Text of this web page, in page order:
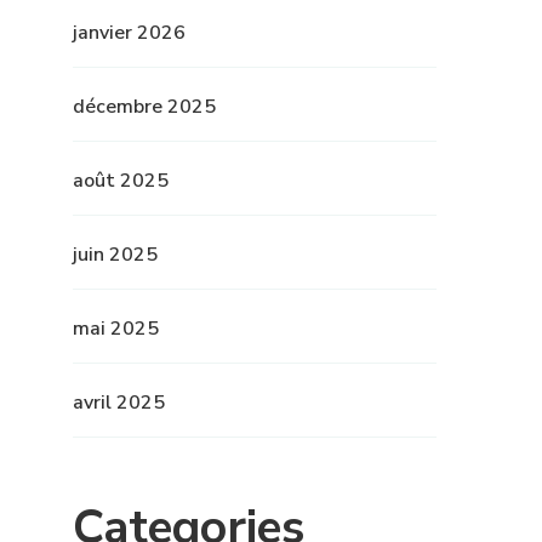
janvier 2026
décembre 2025
août 2025
juin 2025
mai 2025
avril 2025
Categories